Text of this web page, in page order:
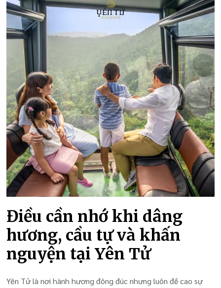
Điều cần nhớ khi dâng
hương, cầu tự và khấn
nguyện tại Yên Tử
Yên Tử là nơi hành hương đông đúc nhưng luôn đề cao sự